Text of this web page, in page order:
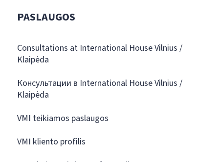
PASLAUGOS
Consultations at International House Vilnius /
Klaipėda
Консультации в International House Vilnius /
Klaipėda
VMI teikiamos paslaugos
VMI kliento profilis